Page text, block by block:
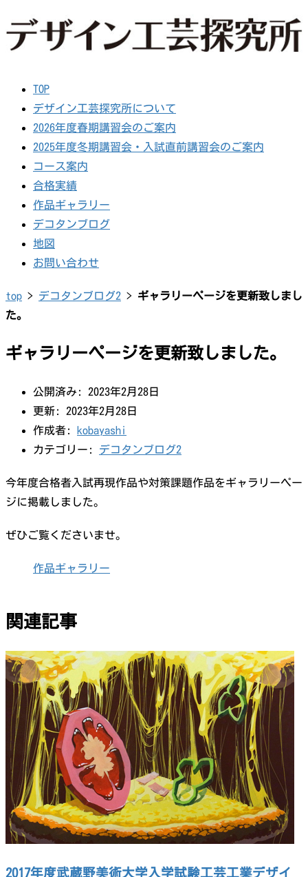
TOP
デザイン工芸探究所について
2026年度春期講習会のご案内
2025年度冬期講習会・入試直前講習会のご案内
コース案内
合格実績
作品ギャラリー
デコタンブログ
地図
お問い合わせ
top > デコタンブログ2 > ギャラリーページを更新致しまし
た。
ギャラリーページを更新致しました。
公開済み: 2023年2月28日
更新: 2023年2月28日
作成者: kobayashi
カテゴリー: デコタンブログ2
今年度合格者入試再現作品や対策課題作品をギャラリーペー
ジに掲載しました。
ぜひご覧くださいませ。
作品ギャラリー
関連記事
2017年度武蔵野美術大学入学試験工芸工業デザイ